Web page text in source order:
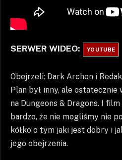
SERWER WIDEO: YOUTUBE
Obejrzeli: Dark Archon i
Plan był inny, ale
na Dungeons & Dragons. I
bardzo, że nie mogliśmy nie
kółko o tym jaki jest dobry i
jego obejrzenia.